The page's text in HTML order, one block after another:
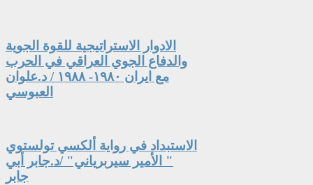
الادوار الاستراتيجية للقوة الجوية
والدفاع الجوي العراقي في الحرب
مع ايران ١٩٨٠- ١٩٨٨ / د.علوان
العبوسي
الاستبداد في رواية ألكسي تولستوي
" الأمير سيربرياني" /د.جابر أبي
جابر